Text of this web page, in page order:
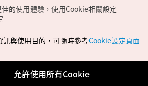
光公社版權所有
，歡迎來信至官方信箱
的使用體驗，使用Cookie相關設定
與使用目的，可隨時參考Cookie設定頁面
允許使用所有Cookie